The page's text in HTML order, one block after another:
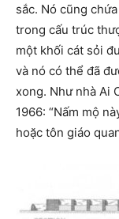
sắc. Nó cũng
trong cấu trúc
một khối cát sỏi
và nó có thể đã
xong. Như nhà Ai
1966: “Nấm mộ
hoặc tôn giáo